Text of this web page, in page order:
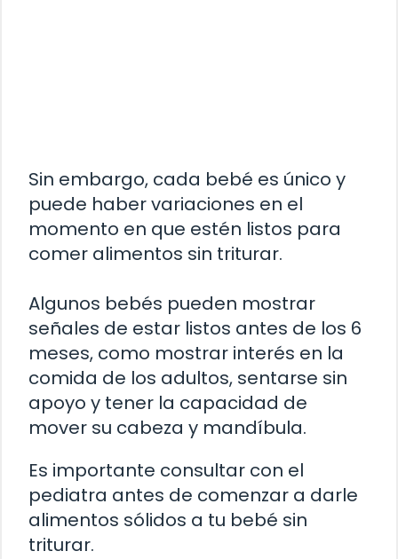
Sin embargo, cada bebé es único y
puede haber variaciones en el
momento en que estén listos para
comer alimentos sin triturar.
Algunos bebés pueden mostrar
señales de estar listos antes de los 6
meses, como mostrar interés en la
comida de los adultos, sentarse sin
apoyo y tener la capacidad de
mover su cabeza y mandíbula.
Es importante consultar con el
pediatra antes de comenzar a darle
alimentos sólidos a tu bebé sin
triturar.